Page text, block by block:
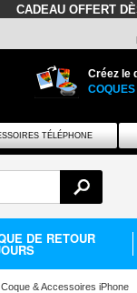
CADEAU OFFERT
Créez le
TÉLÉPHONE
DE RETOUR
Coque & Accessoires iPhone